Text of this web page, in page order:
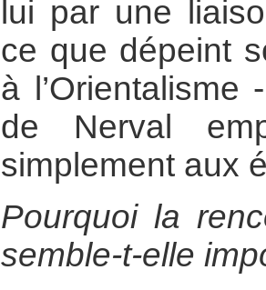
lui par une
ce que dépeint
à
de Nerval
simplement aux
Pourquoi la
semble-t-elle